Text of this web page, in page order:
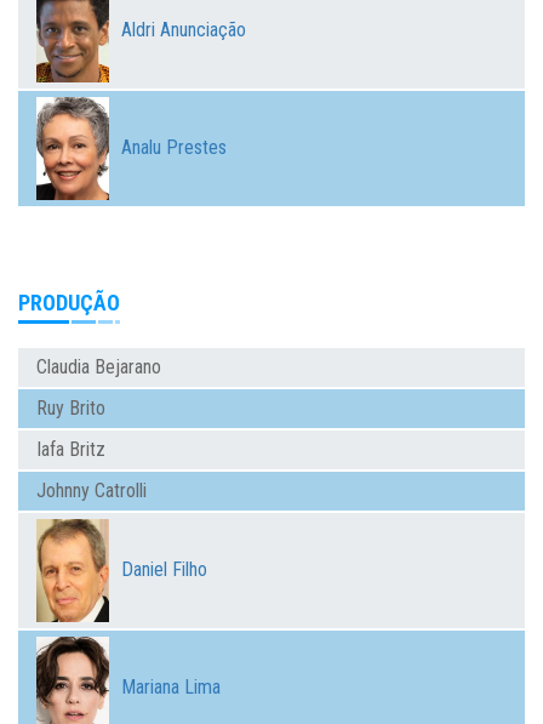
Aldri Anunciação
Analu Prestes
PRODUÇÃO
Claudia Bejarano
Ruy Brito
Iafa Britz
Johnny Catrolli
Daniel Filho
Mariana Lima